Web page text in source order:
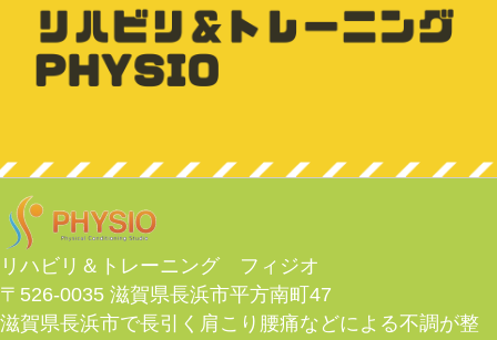
リハビリ＆トレーニング フィジオ
〒526-0035 滋賀県長浜市平方南町47
滋賀県長浜市で長引く肩こり腰痛などによる不調が整